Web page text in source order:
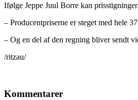
Ifølge Jeppe Juul Borre kan
– Producentpriserne er steget med hele
– Og en del af den regning bliver sendt
/ritzau/
Kommentarer